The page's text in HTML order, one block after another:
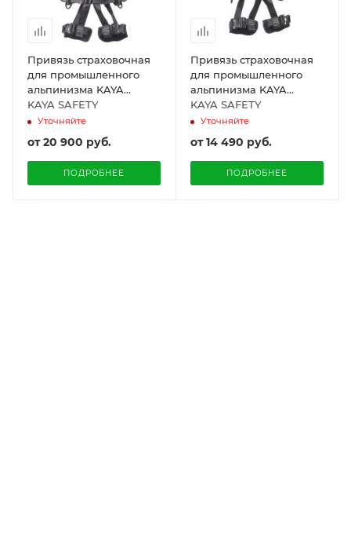
Привязь страховочная
для промышленного
альпинизма KAYA
SAFETY P-455 Y с
зажимом CROLL
KAYA SAFETY
Уточняйте
от20 900 руб.
ПОДРОБНЕЕ
Привязь страховочная
для промышленного
альпинизма KAYA
SAFETY P-455 Y
KAYA SAFETY
Уточняйте
от14 490 руб.
ПОДРОБНЕЕ